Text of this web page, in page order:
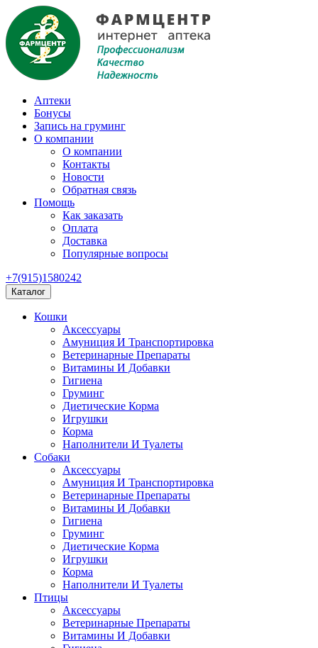
Аптеки
Бонусы
Запись на груминг
О компании
О компании
Контакты
Новости
Обратная связь
Помощь
Как заказать
Оплата
Доставка
Популярные вопросы
+7(915)1580242
Каталог
Кошки
Аксессуары
Амуниция И Транспортировка
Ветеринарные Препараты
Витамины И Добавки
Гигиена
Груминг
Диетические Корма
Игрушки
Корма
Наполнители И Туалеты
Собаки
Аксессуары
Амуниция И Транспортировка
Ветеринарные Препараты
Витамины И Добавки
Гигиена
Груминг
Диетические Корма
Игрушки
Корма
Наполнители И Туалеты
Птицы
Аксессуары
Ветеринарные Препараты
Витамины И Добавки